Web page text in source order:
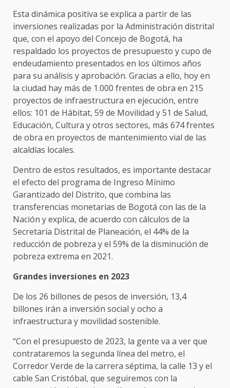
Esta dinámica positiva se explica a partir de las
inversiones realizadas por la Administración distrital
que, con el apoyo del Concejo de Bogotá, ha
respaldado los proyectos de presupuesto y cupo de
endeudamiento presentados en los últimos años
para su análisis y aprobación. Gracias a ello, hoy en
la ciudad hay más de 1.000 frentes de obra en 215
proyectos de infraestructura en ejecución, entre
ellos: 101 de Hábitat, 59 de Movilidad y 51 de Salud,
Educación, Cultura y otros sectores, más 674 frentes
de obra en proyectos de mantenimiento vial de las
alcaldías locales.
Dentro de estos resultados, es importante destacar
el efecto del programa de Ingreso Mínimo
Garantizado del Distrito, que combina las
transferencias monetarias de Bogotá con las de la
Nación y explica, de acuerdo con cálculos de la
Secretaría Distrital de Planeación, el 44% de la
reducción de pobreza y el 59% de la disminución de
pobreza extrema en 2021.
Grandes inversiones en 2023
De los 26 billones de pesos de inversión, 13,4
billones irán a inversión social y ocho a
infraestructura y movilidad sostenible.
“Con el presupuesto de 2023, la gente va a ver que
contrataremos la segunda línea del metro, el
Corredor Verde de la carrera séptima, la calle 13 y el
cable San Cristóbal, que seguiremos con la